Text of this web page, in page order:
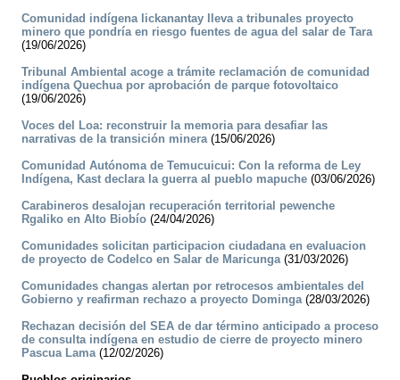
Comunidad indígena lickanantay lleva a tribunales proyecto
minero que pondría en riesgo fuentes de agua del salar de Tara
(19/06/2026)
Tribunal Ambiental acoge a trámite reclamación de comunidad
indígena Quechua por aprobación de parque fotovoltaico
(19/06/2026)
Voces del Loa: reconstruir la memoria para desafiar las
narrativas de la transición minera(15/06/2026)
Comunidad Autónoma de Temucuicui: Con la reforma de Ley
Indígena, Kast declara la guerra al pueblo mapuche (03/06/2026)
Carabineros desalojan recuperación territorial pewenche
Rgaliko en Alto Biobío (24/04/2026)
Comunidades solicitan participacion ciudadana en evaluacion
de proyecto de Codelco en Salar de Maricunga(31/03/2026)
Comunidades changas alertan por retrocesos ambientales del
Gobierno y reafirman rechazo a proyecto Dominga(28/03/2026)
Rechazan decisión del SEA de dar término anticipado a proceso
de consulta indígena en estudio de cierre de proyecto minero
Pascua Lama(12/02/2026)